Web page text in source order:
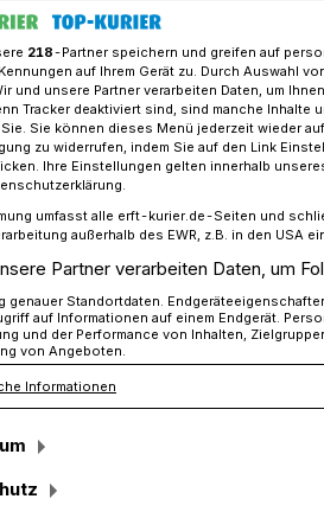
Ressourcenschutzsiedlung
Süd
Unterzeichnung der
der Stadt Jüchen und
ein besonderes Bauprojekt
Süd. Nachdem im
startete, geht das
218-Partner speichern und greifen auf
auf Ihrem Gerät zu. Durch Auswahl
und unsere Partner verarbeiten Daten, um
Tracker deaktiviert sind, sind manche
Sie können dieses Menü jederzeit wieder
zu widerrufen, indem Sie auf den Link
Ihre Einstellungen gelten innerhalb
umfasst alle erft-kurier.de-Seiten und
außerhalb des EWR, z.B. in den USA
Partner verarbeiten Daten, um
genauer Standortdaten.
auf Informationen auf einem Endgerät.
und der Performance von Inhalten,
von Angeboten.
Informationen